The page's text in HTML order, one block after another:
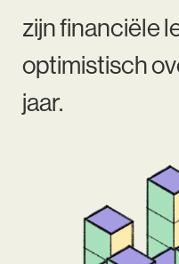
zijn financiële
optimistisch
jaar.